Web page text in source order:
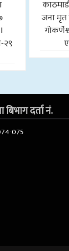
२९
जना
दर्ता नं.
075